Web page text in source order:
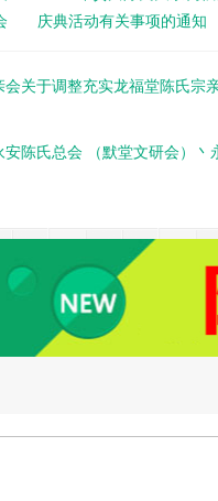
庆典活动有关事项的通知
关于调整充实龙福堂陈氏宗
陈氏总会 （默堂文研会）丶
项的通知